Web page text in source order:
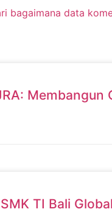
bagaimana data
Membangun
TI Bali